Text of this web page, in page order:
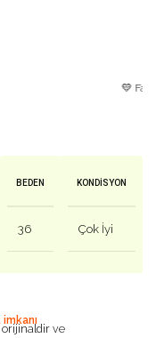
💛 Favori
BEDEN
36
KONDISYON
Çok İyi
ve